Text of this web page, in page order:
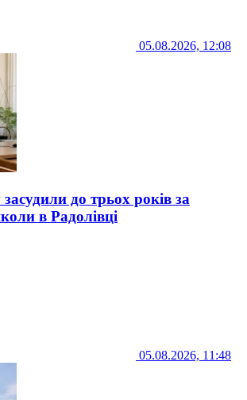
05.08.2026, 12:08
до трьох років за
в Радолівці
05.08.2026, 11:48